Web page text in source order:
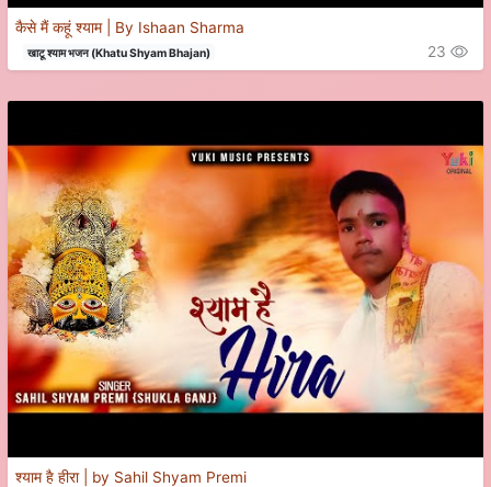
कैसे मैं कहूं श्याम | By Ishaan Sharma
खाटू श्याम भजन (Khatu Shyam Bhajan) 23
श्याम है हीरा | by Sahil Shyam Premi